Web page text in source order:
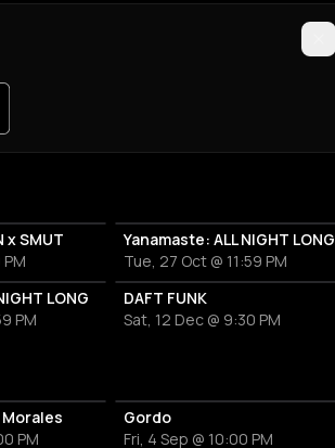
x SMUT
Yanamaste: ALL NIGHT LONG
Tue, 27 Oct @ 11:59 PM
LONG
PM
DAFT FUNK
Sat, 12 Dec @ 9:30 PM
PM
Gordo
Fri, 4 Sep @ 10:00 PM